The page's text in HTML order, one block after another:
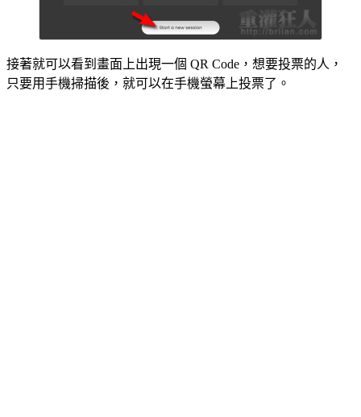
接著就可以看到畫面上出現一個 QR Code，想要投票的人，
只要用手機掃描後，就可以在手機螢幕上投票了。